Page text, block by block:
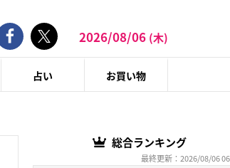
2026/08/06 (木)
占い お買い物
総合ランキング
最終更新：2026/08/06